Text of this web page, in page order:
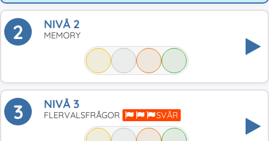
2 NIVÅ 2
MEMORY
3 NIVÅ 3
FLERVALSFRÅGOR SVÅR